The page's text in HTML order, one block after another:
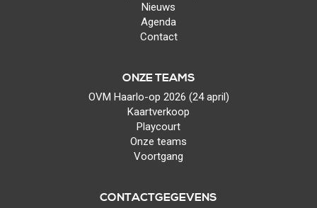
Nieuws
Agenda
Contact
ONZE TEAMS
OVM Haarlo-op 2026 (24 april)
Kaartverkoop
Playcourt
Onze teams
Voortgang
CONTACTGEGEVENS